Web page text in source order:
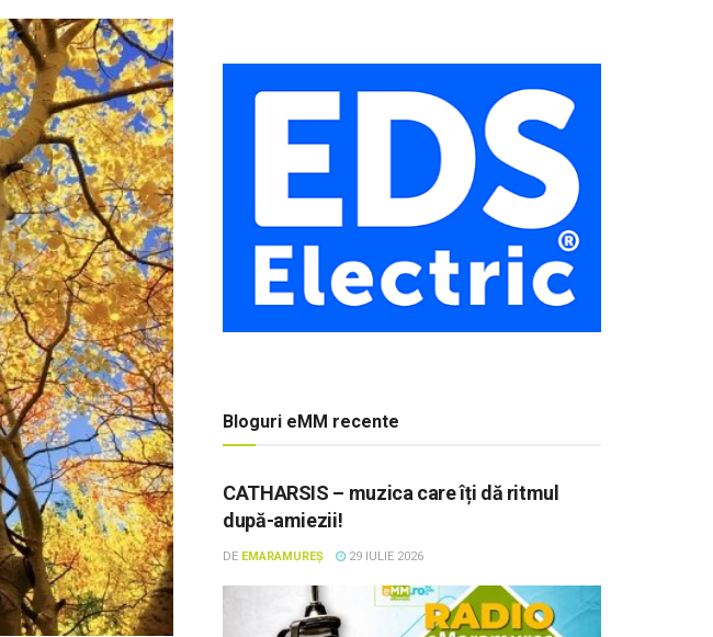
Bloguri eMM recente
CATHARSIS – muzica care îți dă ritmul
după-amiezii!
DE EMARAMUREȘ 29 IULIE 2026